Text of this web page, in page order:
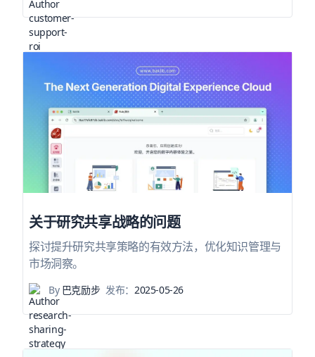
关于研究共享战略的问题
探讨提升研究共享策略的有效方法，优化知识管理与
市场洞察。
By巴克励步 发布：2025-05-26